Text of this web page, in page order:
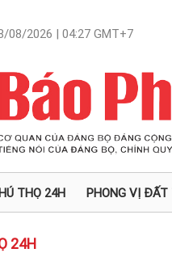
08/2026 | 04:27 GMT+7
THỌ 24H PHONG VỊ ĐẤT
24H